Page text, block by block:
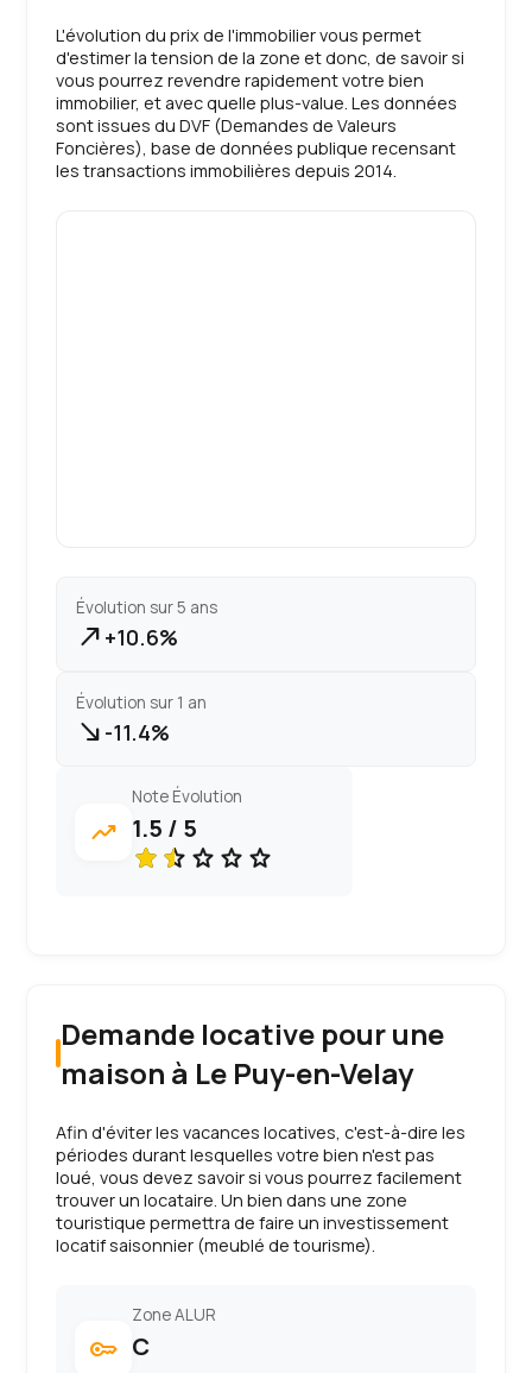
L'évolution du prix de l'immobilier vous permet
d'estimer la tension de la zone et donc, de savoir si
vous pourrez revendre rapidement votre bien
immobilier, et avec quelle plus-value. Les données
sont issues du DVF (Demandes de Valeurs
Foncières), base de données publique recensant
les transactions immobilières depuis 2014.
Évolution sur 5 ans
north_east +10.6%
Évolution sur 1 an
south_east -11.4%
trending_up
Note Évolution
1.5 / 5
Demande locative pour une
maison à Le Puy-en-Velay
Afin d'éviter les vacances locatives, c'est-à-dire les
périodes durant lesquelles votre bien n'est pas
loué, vous devez savoir si vous pourrez facilement
trouver un locataire. Un bien dans une zone
touristique permettra de faire un investissement
locatif saisonnier (meublé de tourisme).
key
Zone ALUR
C